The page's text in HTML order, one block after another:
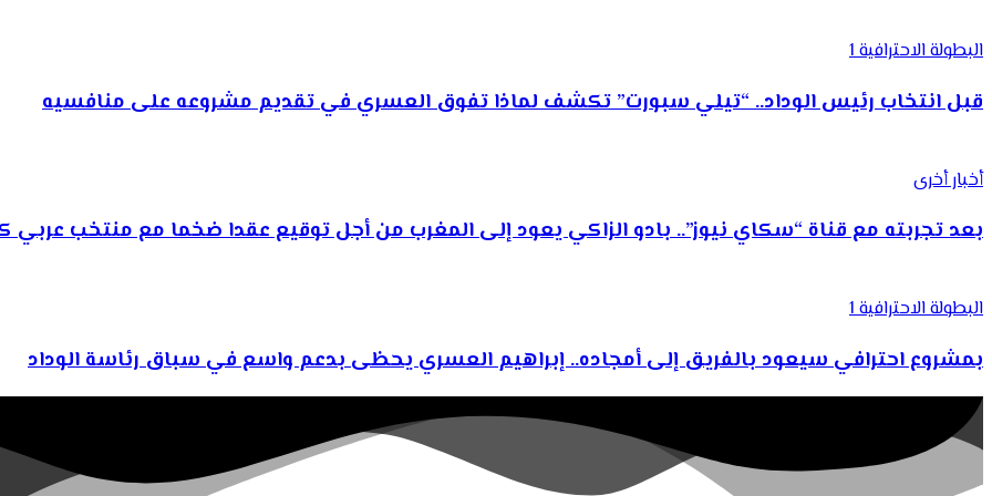
البطولة الاحترافية 1
قبل انتخاب رئيس الوداد.. “تيلي سبورت” تكشف لماذا تفوق العسري في تقديم مشروعه على منافسيه
أخبار أخرى
بعد تجربته مع قناة “سكاي نيوز”.. بادو الزاكي يعود إلى المغرب من أجل توقيع عقدا ضخما مع منتخب عربي
البطولة الاحترافية 1
بمشروع احترافي سيعود بالفريق إلى أمجاده.. إبراهيم العسري يحظى بدعم واسع في سباق رئاسة الوداد